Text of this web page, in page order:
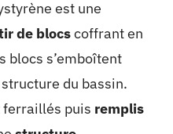
est une
de blocscoffrant en
blocs s’emboîtent
du bassin.
ferraillés puis remplis